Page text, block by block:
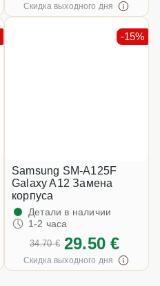
Скидка выходного дня
Samsung SM-A125F
Galaxy A12 Замена
корпуса
Детали в наличии
1-2 часа
34.70 € 29.50 €
-15%
Скидка выходного дня